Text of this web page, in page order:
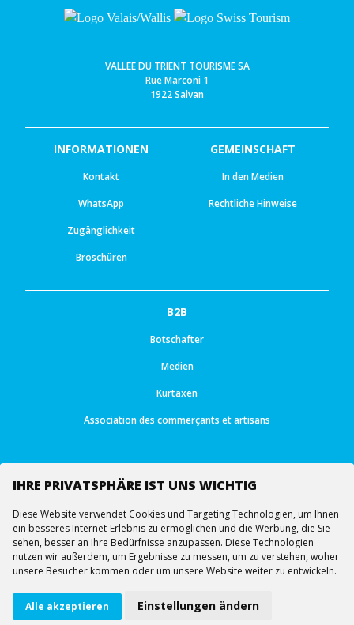
IHRE PRIVATSPHÄRE IST UNS WICHTIG
Diese Website verwendet Cookies und Targeting Technologien, um Ihnen
ein besseres Internet-Erlebnis zu ermöglichen und die Werbung, die Sie
sehen, besser an Ihre Bedürfnisse anzupassen. Diese Technologien
nutzen wir außerdem, um Ergebnisse zu messen, um zu verstehen, woher
unsere Besucher kommen oder um unsere Website weiter zu entwickeln.
Alle akzeptieren Einstellungen ändern
Sesselbahn Webcams Virtueller Rundgang
VALLEE DU TRIENT TOURISME SA
Rue Marconi 1
1922 Salvan
INFORMATIONEN
Kontakt
WhatsApp
Zugänglichkeit
Broschüren
GEMEINSCHAFT
In den Medien
Rechtliche Hinweise
B2B
Botschafter
Medien
Kurtaxen
Association des commerçants et artisans
Follow us